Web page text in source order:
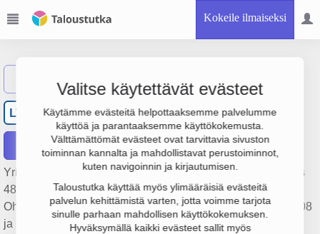
Kokeile ilmaiseksi
Valitse käytettävät evästeet
Käytämme evästeitä helpottaaksemme palvelumme
käyttöä ja parantaaksemme käyttökokemusta.
Välttämättömät evästeet ovat tarvittavia sivuston
toiminnan kannalta ja mahdollistavat perustoiminnot,
kuten navigoinnin ja kirjautumisen.
Taloustutka käyttää myös ylimääräisiä evästeitä
palvelun kehittämistä varten, jotta voimme tarjota
sinulle parhaan mahdollisen käyttökokemuksen.
Hyväksymällä kaikki evästeet sallit myös
LT Living Transient Oy
Raportit
Yrityksen Living Transient Oy liikevaihto on 168 000 €, tulos
48 000 € ja henkilöstömäärä 1. Sen päätoimiala on
Ohjelmistojen suunnittelu ja valmistus, perustamisvuosi 2008
ja sijainti Vantaa. Yrityksen yhtiömuoto Osakeyhtiö (OY).